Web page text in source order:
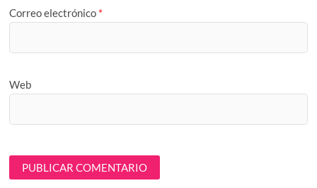
Correo electrónico *
Web